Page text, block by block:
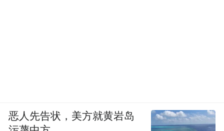
恶人先告状，美方就黄岩岛